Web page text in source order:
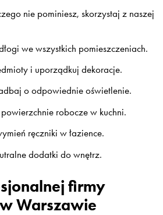
nie pominiesz, skorzystaj z naszej
we wszystkich pomieszczeniach.
i uporządkuj dekoracje.
o odpowiednie oświetlenie.
robocze w kuchni.
ręczniki w łazience.
dodatki do wnętrz.
firmy
Warszawie